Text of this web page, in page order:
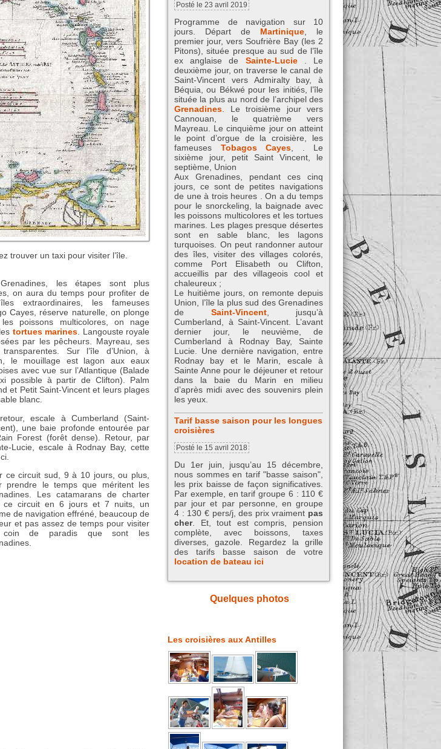
trouver un taxi pour visiter l’île.
les étapes sont plus
on aura du temps pour profiter de
extraordinaires, les fameuses
Cayes, réserve naturelle, on plonge
poissons multicolores, on nage
tortues marines . Langouste royale
par les pêcheurs. Mayreau, ses
Sur l’île d’Union, à
le mouillage est lagon aux eaux
avec vue sur l’Atlantique (Balade
possible à partir de Clifton). Palm
et Petit Saint-Vincent et leurs plages
blanc.
escale à Cumberland (Saint-
une baie profonde entourée par
Forest (forêt dense). Retour, par
Lucie, escale à Rodnay Bay, cette
ce circuit sud, 9 à 10 jours, ou plus,
prendre le temps que méritent les
Les catamarans de charter
ce circuit en 6 jours et 7 nuits, un
de navigation effréné, beaucoup de
et pas assez de temps pour visiter
de paradis que sont les
Posté le 23 avril 2019
Programme de navigation sur 10
jours. Départ de Martinique , le
premier jour, vers Soufrière Bay (les 2
Pitons), située presque au sud de l’île
ex anglaise de Sainte-Lucie. Le
deuxième jour, on traverse le canal de
Saint-Vincent vers Admiralty bay, à
Béquia, ou Békwé pour les initiés, l’île
située la plus au nord de l’archipel des
Grenadines . Le troisième jour vers
Cannouan, le quatrième vers
Mayreau. Le cinquième jour on atteint
le point d’orgue de la croisière, les
fameuses Tobagos Cayes , . Le
sixième jour, petit Saint Vincent, le
septième, Union
Aux Grenadines, pendant ces cinq
jours, ce sont de petites navigations
de une à trois heures . On a du temps
pour le snorckeling, la baignade avec
les poissons multicolores et les tortues
marines. Les plages presque désertes
sont en sable blanc, les lagons
turquoises. On peut randonner autour
des îles, visiter des villages colorés,
comme Port Elisabeth ou Clifton,
accueillis par des villageois cool et
chaleureux ;
Le huitième jours, on remonte depuis
Union, l’île la plus sud des Grenadines
de Saint-Vincent, jusqu’à
Cumberland, à Saint-Vincent. L’avant
dernier jour, le neuvième, de
Cumberland à Rodnay Bay, Sainte
Lucie. Une dernière navigation, entre
Rodnay bay et le Marin, escale à
Sainte Anne pour le déjeuner et retour
dans la baie du Marin en milieu
d’après midi avec des souvenirs plein
les yeux.
Tarif basse saison pour les longues
croisières
Posté le 15 avril 2018
Du 1er juin, jusqu’au 15 décembre,
nous sommes en tarif "basse saison",
les prix baisse de façon significatives.
Par exemple, en tarif groupe 6 : 110 €
par jour et par personne, en groupe
4 : 130 € pers/j, des prix vraiment pas
cher. Et, tout est compris, pension
complète, avec boissons, taxes
diverses, gazole. Regardez la grille
des tarifs basse saison de votre
location de bateau ici
Quelques photos
Les croisières aux Antilles